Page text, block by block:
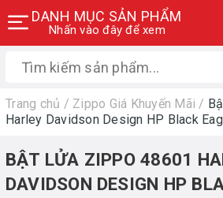
DANH MỤC SẢN PHẨM
Nhấn vào đây để xem
Trang chủ / Zippo Giá Khuyến Mãi /
Harley Davidson Design HP Black
BẬT LỬA ZIPPO 48601
DAVIDSON DESIGN HP